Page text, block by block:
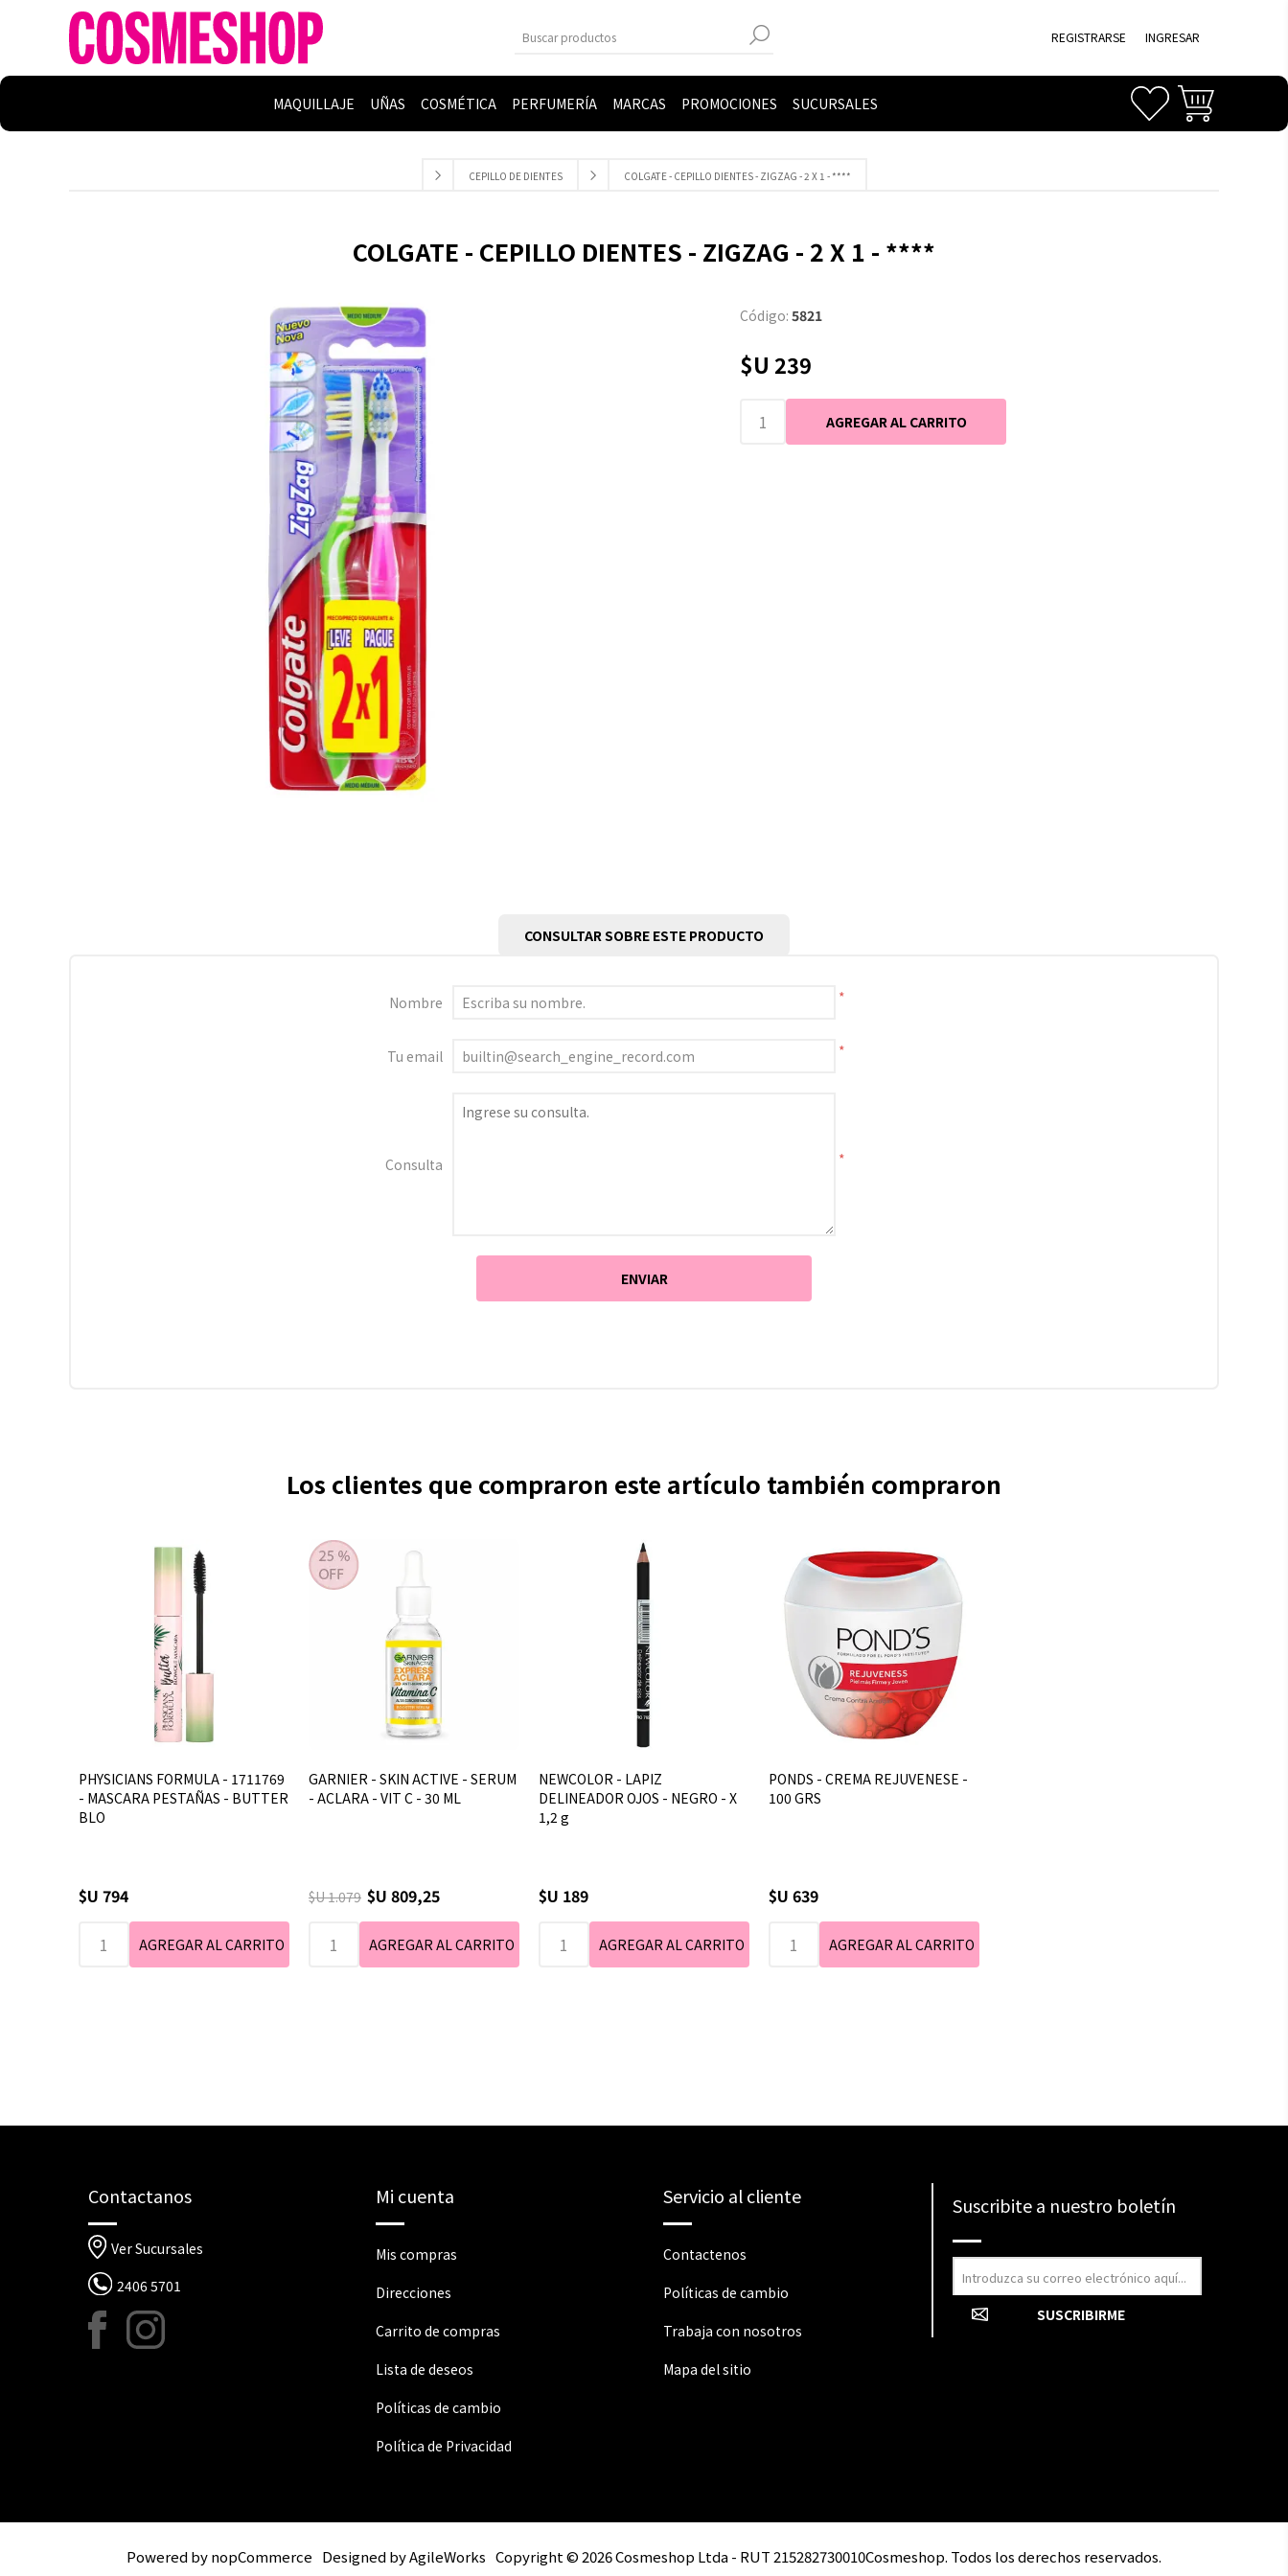
REGISTRARSE INGRESAR
MAQUILLAJE UÑAS COSMÉTICA PERFUMERÍA MARCAS PROMOCIONES SUCURSALES
CEPILLO DE DIENTES COLGATE - CEPILLO DIENTES - ZIGZAG - 2 X 1 - ****
COLGATE - CEPILLO DIENTES - ZIGZAG - 2 X 1 - ****
Código: 5821
$U 239
CONSULTAR SOBRE ESTE PRODUCTO
Nombre *
Tu email *
Consulta *
Los clientes que compraron este artículo también compraron
PHYSICIANS FORMULA - 1711769
- MASCARA PESTAÑAS - BUTTER
BLO
$U 794
GARNIER - SKIN ACTIVE - SERUM
- ACLARA - VIT C - 30 ML
$U 1.079 $U 809,25
NEWCOLOR - LAPIZ
DELINEADOR OJOS - NEGRO - X
1,2 g
$U 189
PONDS - CREMA REJUVENESE -
100 GRS
$U 639
Contactanos
Ver Sucursales
2406 5701
Mi cuenta
Mis compras
Direcciones
Carrito de compras
Lista de deseos
Políticas de cambio
Política de Privacidad
Servicio al cliente
Contactenos
Políticas de cambio
Trabaja con nosotros
Mapa del sitio
Suscribite a nuestro boletín
Powered bynopCommerce Designed byAgileWorks Copyright © 2026 Cosmeshop Ltda - RUT 215282730010Cosmeshop. Todos los derechos reservados.